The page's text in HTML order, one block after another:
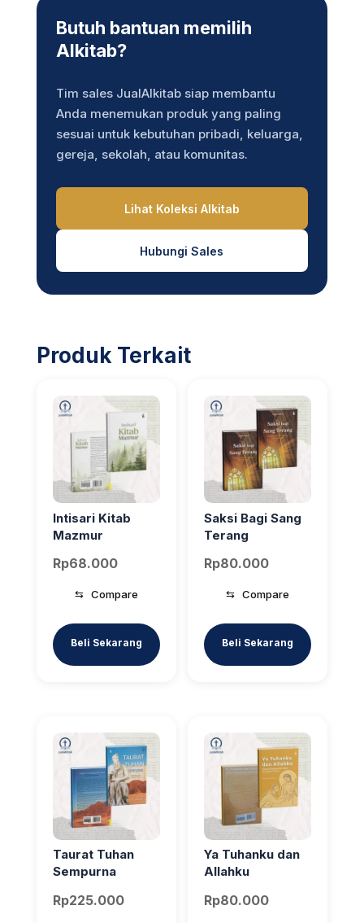
Butuh bantuan memilih
Alkitab?
Tim sales JualAlkitab siap membantu
Anda menemukan produk yang paling
sesuai untuk kebutuhan pribadi, keluarga,
gereja, sekolah, atau komunitas.
Lihat Koleksi Alkitab
Hubungi Sales
Produk Terkait
Intisari Kitab
Mazmur
Rp68.000
⇆ Compare
Saksi Bagi Sang
Terang
Rp80.000
⇆ Compare
Taurat Tuhan
Sempurna
Rp225.000
Ya Tuhanku dan
Allahku
Rp80.000